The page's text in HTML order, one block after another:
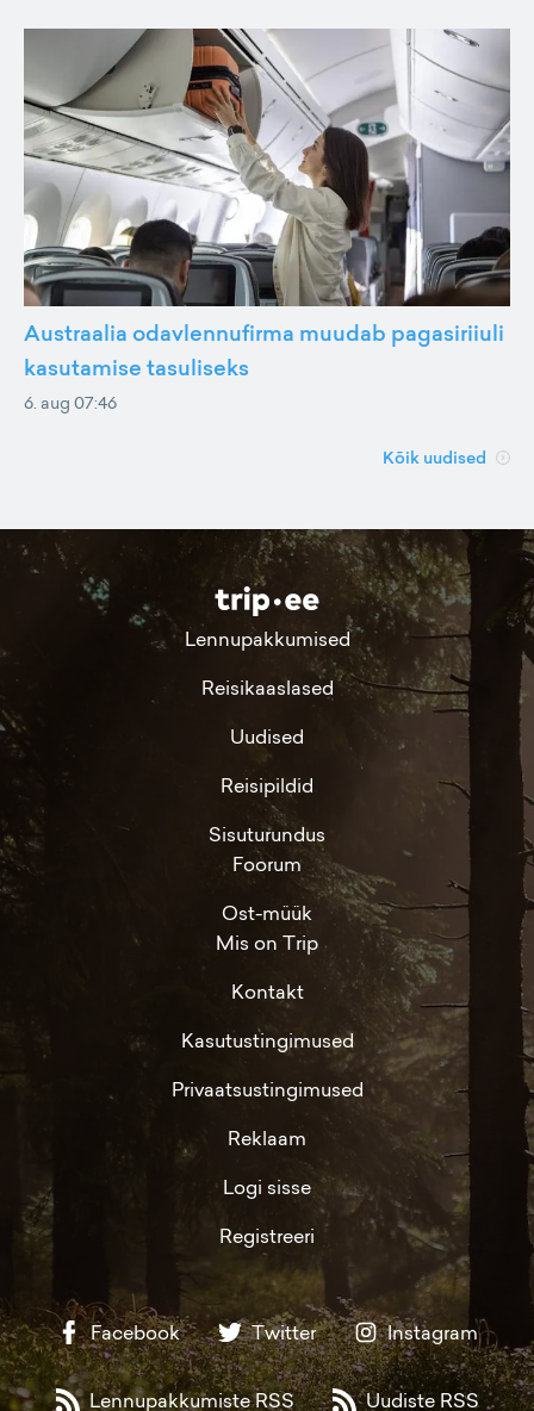
Austraalia odavlennufirma muudab pagasiriiuli
kasutamise tasuliseks
6. aug 07:46
Kõik uudised
Lennupakkumised
Reisikaaslased
Uudised
Reisipildid
Sisuturundus
Foorum
Ost-müük
Mis on Trip
Kontakt
Kasutustingimused
Privaatsustingimused
Reklaam
Logi sisse
Registreeri
Facebook Twitter Instagram
Lennupakkumiste RSS Uudiste RSS